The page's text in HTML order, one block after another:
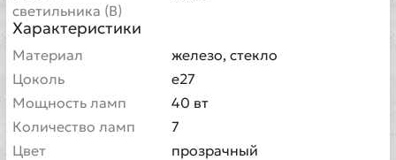
светильника (В)
Характеристики
Материал
железо, стекло
Цоколь
e27
Мощность ламп
40 вт
Количество ламп
7
Цвет
прозрачный